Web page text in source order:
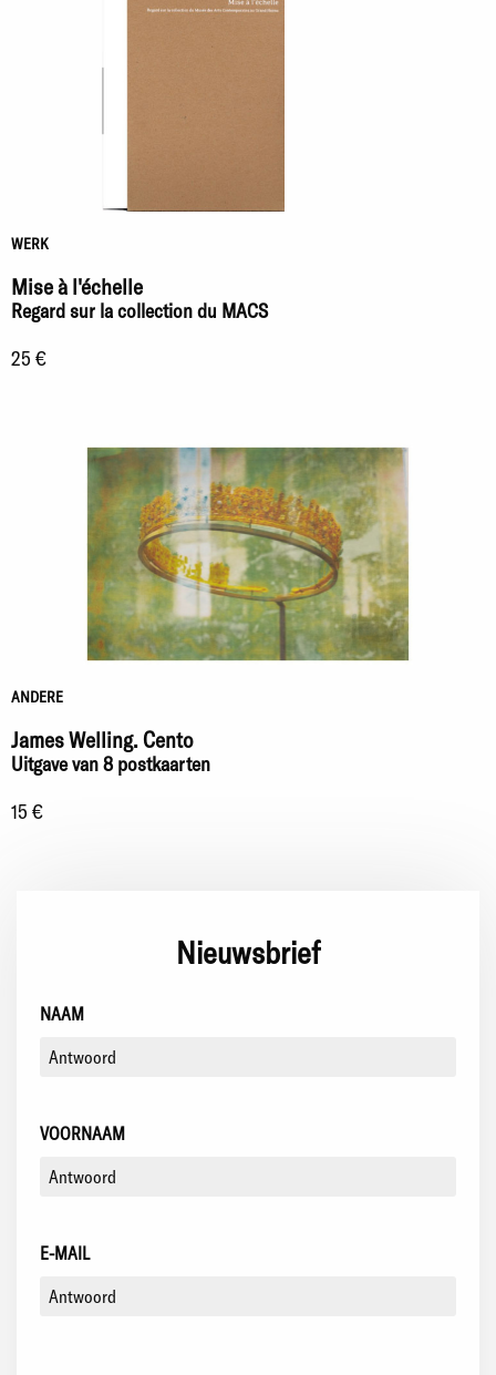
WERK
Mise à l'échelle
Regard sur la collection du MACS
25 €
ANDERE
James Welling. Cento
Uitgave van 8 postkaarten
15 €
Nieuwsbrief
NAAM
VOORNAAM
E-MAIL